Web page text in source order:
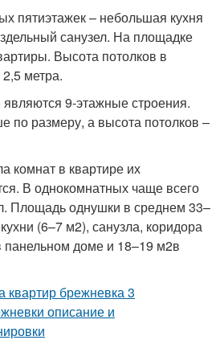
пятиэтажек – небольшая кухня
санузел. На площадке
Высота потолков в
метра.
9-этажные строения.
по размеру, а высота потолков –
комнат в квартире их
В однокомнатных чаще всего
Площадь однушки в среднем 33–
(6–7 м2), санузла, коридора
панельном доме и 18–19 м2в